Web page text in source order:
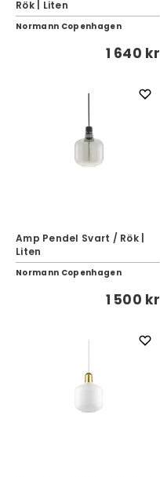
Rök | Liten
Normann Copenhagen
1 640 kr
Amp Pendel Svart / Rök |
Liten
Normann Copenhagen
1 500 kr